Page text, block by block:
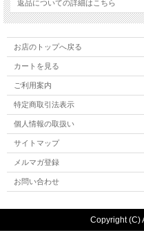
返品についての詳細はこちら
お店のトップへ戻る
カートを見る
ご利用案内
特定商取引法表示
個人情報の取扱い
サイトマップ
メルマガ登録
お問い合わせ
Copyright (C)